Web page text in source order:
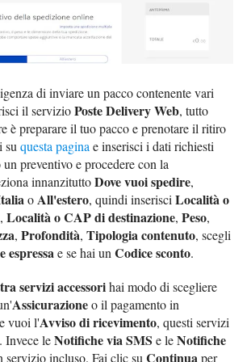
di inviare un pacco contenente vari
il servizioPoste Delivery Web, tutto
è preparare il tuo pacco e prenotare il ritiro
suquesta pagina e inserisci i dati richiesti
preventivo e procedere con la
innanzituttoDove vuoi spedire,
o All'estero, quindi inserisciLocalità o
,Località o CAP di destinazione,Peso,
,Profondità,Tipologia contenuto, scegli
espressae se hai unCodice sconto.
servizi accessorihai modo di scegliere
Assicurazioneo il pagamento in
vuoi l'Avviso di ricevimento, questi servizi
Invece leNotifiche via SMS e leNotifiche
servizio incluso. Fai clic suContinuaper